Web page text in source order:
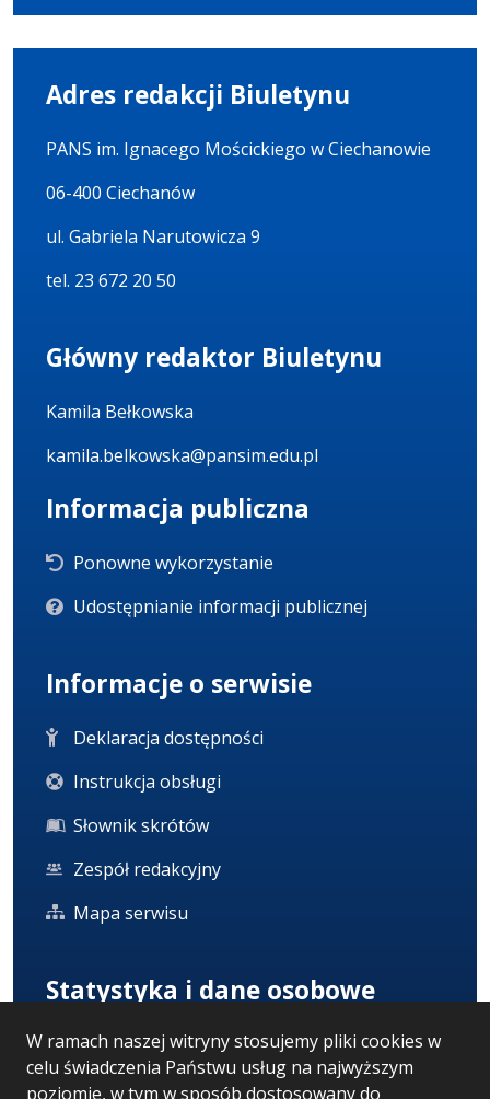
W ramach naszej witryny stosujemy pliki cookies w
celu świadczenia Państwu usług na najwyższym
poziomie, w tym w sposób dostosowany do
Adres redakcji Biuletynu
PANS im. Ignacego Mościckiego w Ciechanowie
06-400 Ciechanów
ul. Gabriela Narutowicza 9
tel. 23 672 20 50
Główny redaktor Biuletynu
Kamila Bełkowska
kamila.belkowska@pansim.edu.pl
Informacja publiczna
Ponowne wykorzystanie
Udostępnianie informacji publicznej
Informacje o serwisie
Deklaracja dostępności
Instrukcja obsługi
Słownik skrótów
Zespół redakcyjny
Mapa serwisu
Statystyka i dane osobowe
Statystyki oglądalności
Ostatnio dodane